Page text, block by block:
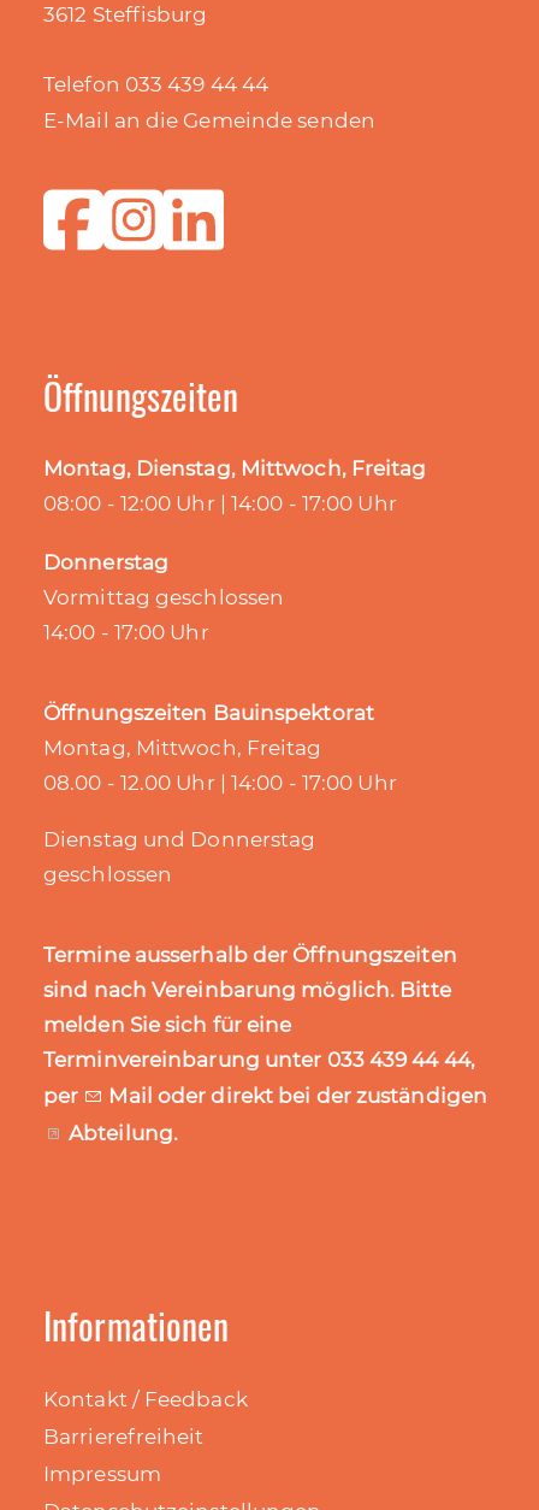
3612 Steffisburg
Telefon 033 439 44 44
E-Mail an die Gemeinde senden
Öffnungszeiten
Montag, Dienstag, Mittwoch, Freitag
08:00 - 12:00 Uhr | 14:00 - 17:00 Uhr
Donnerstag
Vormittag geschlossen
14:00 - 17:00 Uhr
Öffnungszeiten Bauinspektorat
Montag, Mittwoch, Freitag
08.00 - 12.00 Uhr | 14:00 - 17:00 Uhr
Dienstag und Donnerstag
geschlossen
Termine ausserhalb der Öffnungszeiten
sind nach Vereinbarung möglich. Bitte
melden Sie sich für eine
Terminvereinbarung unter 033 439 44 44,
per
Mail oder direkt bei der zuständigen
Abteilung.
Informationen
Kontakt / Feedback
Barrierefreiheit
Impressum